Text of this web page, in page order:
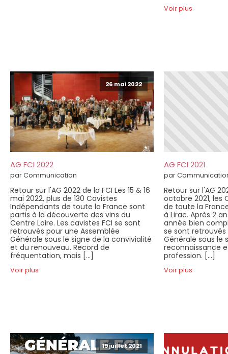
Voir plus
26 mai 2022
AG FCI 2022
par Communication
Retour sur l'AG 2022 de la FCI Les 15 & 16
mai 2022, plus de 130 Cavistes
Indépendants de toute la France sont
partis à la découverte des vins du
Centre Loire. Les cavistes FCI se sont
retrouvés pour une Assemblée
Générale sous le signe de la convivialité
et du renouveau. Record de
fréquentation, mais […]
Voir plus
AG FCI 2021
par
Retour sur l'AG
octobre 2021, les
de toute la
à Lirac. Après 2
année bien
se sont
Générale sous le
reconnaissance
profession. […]
Voir plus
19 juillet 2021